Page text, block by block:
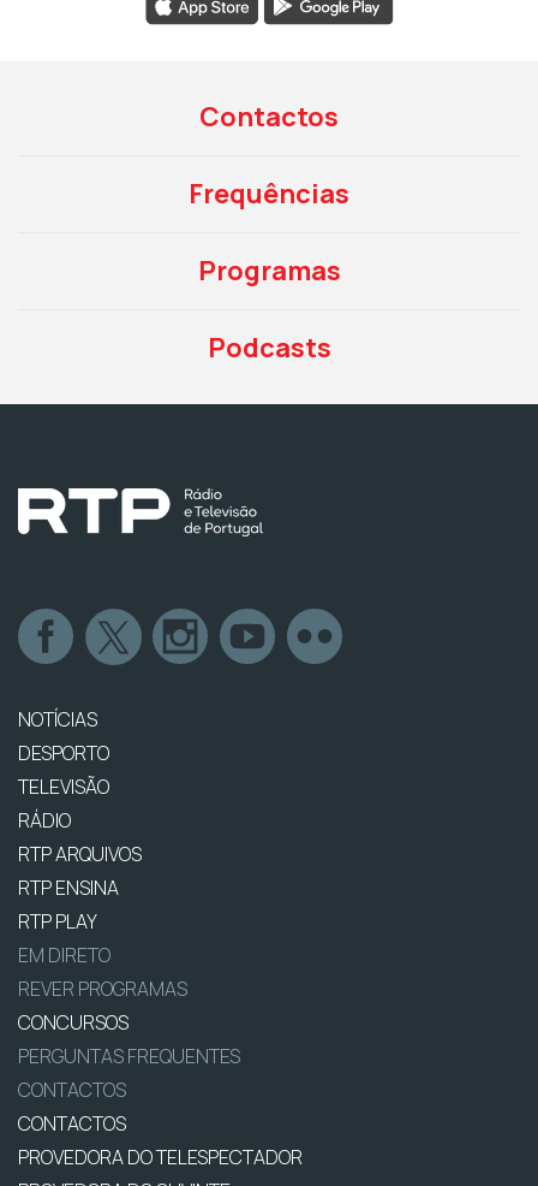
Contactos
Frequências
Programas
Podcasts
NOTÍCIAS
DESPORTO
TELEVISÃO
RÁDIO
RTP ARQUIVOS
RTP ENSINA
RTP PLAY
EM DIRETO
REVER PROGRAMAS
CONCURSOS
PERGUNTAS FREQUENTES
CONTACTOS
CONTACTOS
PROVEDORA DO TELESPECTADOR